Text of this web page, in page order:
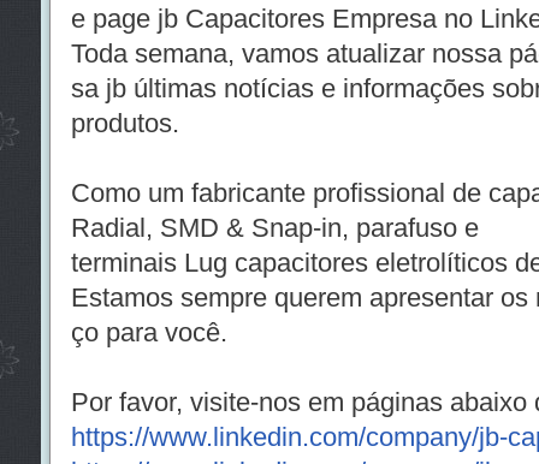
e page jb Capacitores Empresa no
Toda semana, vamos atualizar nossa
sa jb últimas notícias e informações
produtos.
Como um fabricante profissional de
Radial, SMD & Snap-in, parafuso e
terminais Lug capacitores eletrolíticos
Estamos sempre querem apresentar
ço para você.
Por favor, visite-nos em páginas abaixo
https://www.linkedin.com/company/jb-